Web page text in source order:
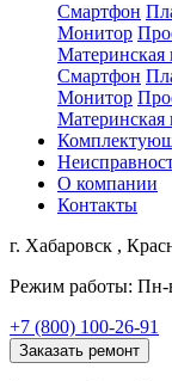
Смартфон
Монитор
Материнская
Смартфон
Монитор
Материнская
О компании
Контакты
г. Хабаровск ,
Режим работы: Пн-
+7 (800) 100-26-91
Заказать ремонт